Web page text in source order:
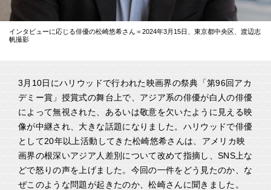
インタビューに応じる俳優の松崎悠希さん＝2024年3月15日、東京都中央区、渡辺志
帆撮影
3月10日にハリウッドで行われた映画界の祭典「第96回アカ
デミー賞」授賞式の舞台上で、アジア系の俳優が白人の俳優
によって無視された、あるいは敬意を欠いたように見える映
像が中継され、大きな話題になりました。ハリウッドで俳優
として20年以上活動してきた松崎悠希さんは、アメリカ映
画界の根深いアジア人差別について改めて指摘し、SNS上な
どで怒りの声を上げました。今回の一件をどう見たのか、な
ぜこのような問題が起きたのか、松崎さんに聞きました。